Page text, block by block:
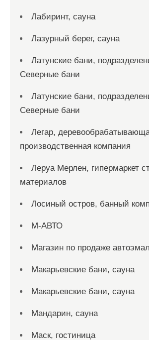
Лабиринт, сауна
Лазурный берег, сауна
Латунские бани,
Северные бани
Латунские бани,
Северные бани
Легар,
производственная компания
Леруа Мерлен, гипермаркет
материалов
Лосиный остров, банный
М-АВТО
Магазин по продаже
Макарьевские бани, сауна
Макарьевские бани, сауна
Мандарин, сауна
Маск, гостиница